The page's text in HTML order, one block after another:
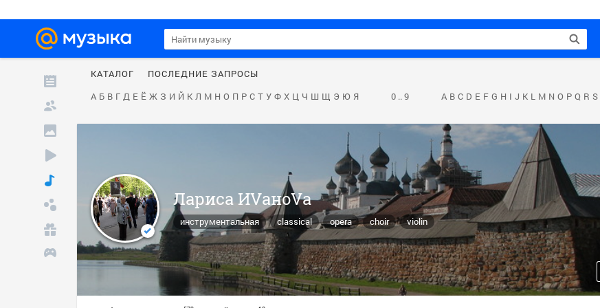
КАТАЛОГ
ПОСЛЕДНИЕ ЗАПРОСЫ
А Б В Г Д Е Ё Ж З И Й К Л М Н О П Р С Т У Ф Х Ц Ч Ш Щ Э Ю Я 0 .. 9 A B C D E F G H I J K L M N O P Q R S
Лариса ИVаноVа
инструментальная classical opera choir violin